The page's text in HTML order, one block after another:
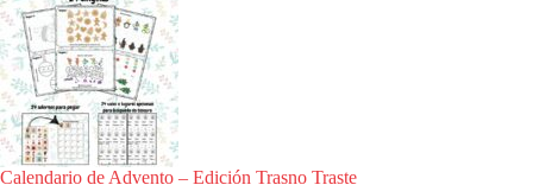
Calendario de Advento – Edición Trasno Traste